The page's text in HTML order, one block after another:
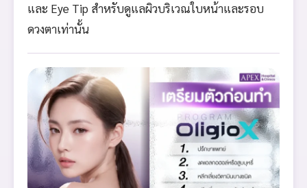
และ Eye Tip สำหรับดูแลผิวบริเวณใบหน้าและรอบ
ดวงตาเท่านั้น